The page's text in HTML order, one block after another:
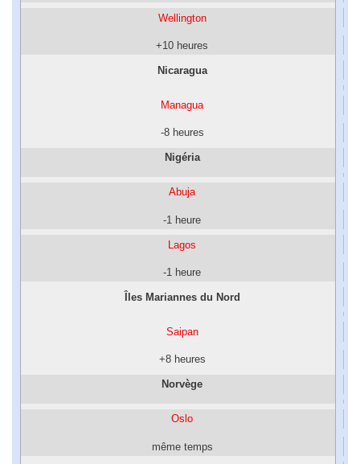
Wellington
+10 heures
Nicaragua
Managua
-8 heures
Nigéria
Abuja
-1 heure
Lagos
-1 heure
Îles Mariannes du Nord
Saipan
+8 heures
Norvège
Oslo
même temps